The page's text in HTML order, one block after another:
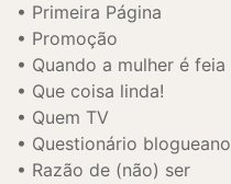
Primeira Página
Promoção
Quando a mulher é feia
Que coisa linda!
Quem TV
Questionário blogueano
Razão de (não) ser